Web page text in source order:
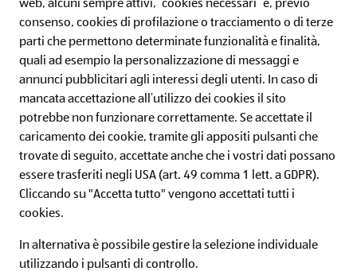
ALDI ITALIA
IL MONDO ALDI
ALDI Newsletter
Iscriviti ora alla newsletter ALDI e non perderti nessuna
web, alcuni sempre attivi, “cookies necessari” e, previo
consenso, cookies di profilazione o tracciamento o di terze
parti che permettono determinate funzionalità e finalità,
quali ad esempio la personalizzazione di messaggi e
annunci pubblicitari agli interessi degli utenti. In caso di
mancata accettazione all’utilizzo dei cookies il sito
potrebbe non funzionare correttamente. Se accettate il
caricamento dei cookie, tramite gli appositi pulsanti che
trovate di seguito, accettate anche che i vostri dati possano
essere trasferiti negli USA (art. 49 comma 1 lett. a GDPR).
Cliccando su "Accetta tutto" vengono accettati tutti i
cookies.
In alternativa è possibile gestire la selezione individuale
utilizzando i pulsanti di controllo.